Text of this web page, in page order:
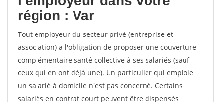
région : Var
Tout employeur du secteur privé (entreprise et
association) a l'obligation de proposer une couverture
complémentaire santé collective à ses salariés (sauf
ceux qui en ont déjà une). Un particulier qui emploie
un salarié à domicile n'est pas concerné. Certains
salariés en contrat court peuvent être dispensés